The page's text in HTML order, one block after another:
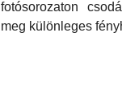
fotósorozaton
meg különleges